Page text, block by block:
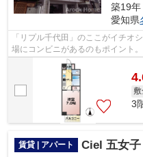
築19年
愛知県
「リプル千代田」のここがイチオ
場にコンビニがあるのもポイント
ただける物件です。行き先に応じて
3
賃貸 | アパート Ciel 五女子